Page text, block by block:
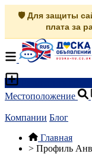
🛡️ Для защиты
плата за
Местоположение
Компании Блог
Главная
> Профиль